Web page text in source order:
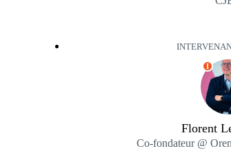
I
Florent
Co-fondateur @